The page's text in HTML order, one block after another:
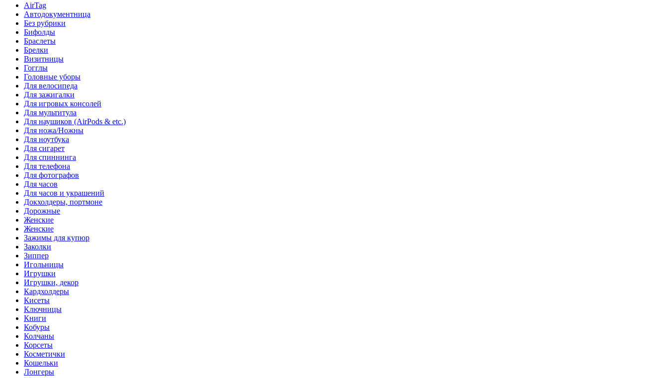
AirTag
Автодокументница
Без рубрики
Бифолды
Браслеты
Брелки
Визитницы
Гогглы
Головные уборы
Для велосипеда
Для зажигалки
Для игровых консолей
Для мультитула
Для наушиков (AirPods & etc.)
Для ножа/Ножны
Для ноутбука
Для сигарет
Для спиннинга
Для телефона
Для фотографов
Для часов
Для часов и украшений
Докхолдеры, портмоне
Дорожные
Женские
Женские
Зажимы для купюр
Заколки
Зиппер
Игольницы
Игрушки
Игрушки, декор
Кардхолдеры
Кисеты
Ключницы
Книги
Кобуры
Колчаны
Корсеты
Косметички
Кошельки
Лонгеры